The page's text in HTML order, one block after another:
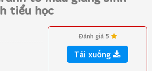
tiểu học
Đánh giá 5
Tải xuống